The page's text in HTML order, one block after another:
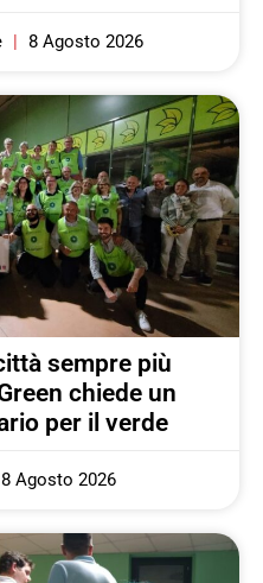
8 Agosto 2026
sempre più
chiede un
per il verde
8 Agosto 2026